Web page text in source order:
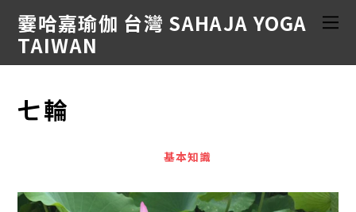
霎哈嘉瑜伽 台灣 SAHAJA YOGA
TAIWAN
七輪
基本知識